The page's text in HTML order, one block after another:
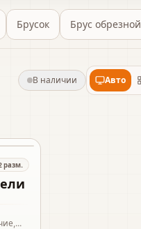
Брусок Брус обрезной
В наличии Авто
разм.